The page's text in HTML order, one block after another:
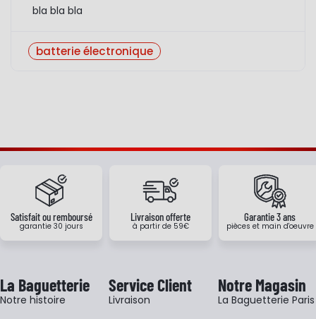
bla bla bla
batterie électronique
Satisfait ou remboursé
garantie 30 jours
Livraison offerte
à partir de 59€
Garantie 3 ans
pièces et main d'oeuvre
La Baguetterie
Notre histoire
Service Client
Livraison
Notre Magasin
La Baguetterie Paris